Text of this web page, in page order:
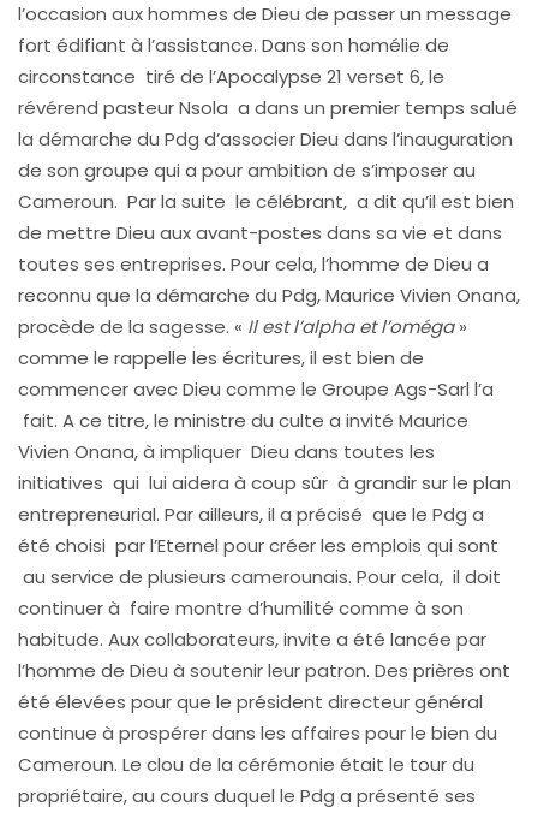
l’occasion aux hommes de Dieu de passer un message
fort édifiant à l’assistance. Dans son homélie de
circonstance tiré de l’Apocalypse 21 verset 6, le
révérend pasteur Nsola a dans un premier temps salué
la démarche du Pdg d’associer Dieu dans l’inauguration
de son groupe qui a pour ambition de s’imposer au
Cameroun. Par la suite le célébrant, a dit qu’il est bien
de mettre Dieu aux avant-postes dans sa vie et dans
toutes ses entreprises. Pour cela, l’homme de Dieu a
reconnu que la démarche du Pdg, Maurice Vivien Onana,
procède de la sagesse. « Il est l’alpha et l’oméga»
comme le rappelle les écritures, il est bien de
commencer avec Dieu comme le Groupe Ags-Sarl l’a
fait. A ce titre, le ministre du culte a invité Maurice
Vivien Onana, à impliquer Dieu dans toutes les
initiatives qui lui aidera à coup sûr à grandir sur le plan
entrepreneurial. Par ailleurs, il a précisé que le Pdg a
été choisi par l’Eternel pour créer les emplois qui sont
au service de plusieurs camerounais. Pour cela, il doit
continuer à faire montre d’humilité comme à son
habitude. Aux collaborateurs, invite a été lancée par
l’homme de Dieu à soutenir leur patron. Des prières ont
été élevées pour que le président directeur général
continue à prospérer dans les affaires pour le bien du
Cameroun. Le clou de la cérémonie était le tour du
propriétaire, au cours duquel le Pdg a présenté ses